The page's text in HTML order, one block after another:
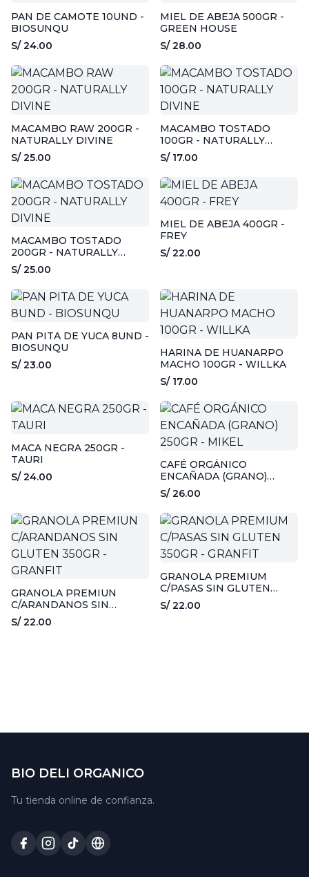
PAN DE CAMOTE 10UND -
BIOSUNQU
S/ 24.00
MIEL DE ABEJA 500GR -
GREEN HOUSE
S/ 28.00
MACAMBO RAW 200GR -
NATURALLY DIVINE
S/ 25.00
MACAMBO TOSTADO
100GR - NATURALLY
DIVINE
S/ 17.00
MACAMBO TOSTADO
200GR - NATURALLY
DIVINE
S/ 25.00
MIEL DE ABEJA 400GR -
FREY
S/ 22.00
PAN PITA DE YUCA 8UND -
BIOSUNQU
S/ 23.00
HARINA DE HUANARPO
MACHO 100GR - WILLKA
S/ 17.00
MACA NEGRA 250GR -
TAURI
S/ 24.00
CAFÉ ORGÁNICO
ENCAÑADA (GRANO)
250GR - MIKEL
S/ 26.00
GRANOLA PREMIUN
C/ARANDANOS SIN
GLUTEN 350GR - GRANFIT
S/ 22.00
GRANOLA PREMIUM
C/PASAS SIN GLUTEN
350GR - GRANFIT
S/ 22.00
BIO DELI ORGANICO
Tu tienda online de confianza.